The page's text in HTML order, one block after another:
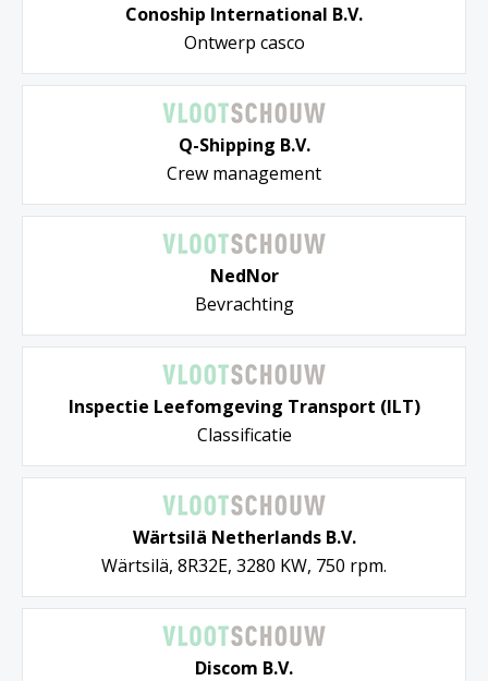
Conoship International B.V.
Ontwerp casco
Q-Shipping B.V.
Crew management
NedNor
Bevrachting
Inspectie Leefomgeving Transport (ILT)
Classificatie
Wärtsilä Netherlands B.V.
Wärtsilä, 8R32E, 3280 KW, 750 rpm.
Discom B.V.